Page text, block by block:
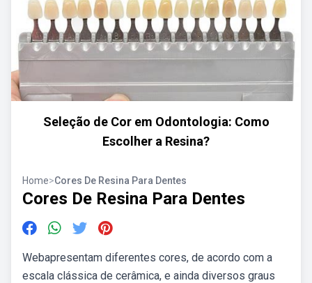
Seleção de Cor em Odontologia: Como
Escolher a Resina?
Home>Cores De Resina Para Dentes
Cores De Resina Para Dentes
Webapresentam diferentes cores, de acordo com a
escala clássica de cerâmica, e ainda diversos graus